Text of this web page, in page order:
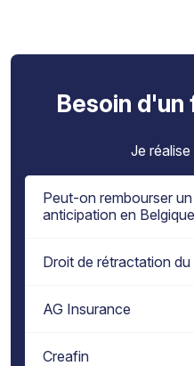
Besoin
Je
Peut-on rembourser
anticipation en
Droit de rétractation
AG Insurance
Creafin